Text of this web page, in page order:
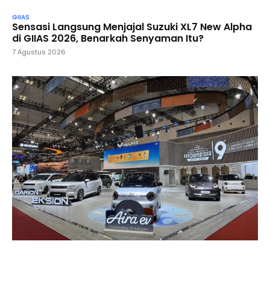
GIIAS
Sensasi Langsung Menjajal Suzuki XL7 New Alpha
di GIIAS 2026, Benarkah Senyaman Itu?
7 Agustus 2026